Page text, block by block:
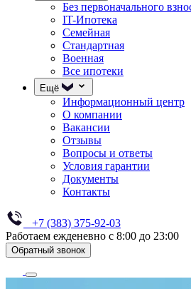
Без первоначального
IT-Ипотека
Семейная
Стандартная
Военная
Все ипотеки
Ещё
Информационный центр
О компании
Вакансии
Отзывы
Вопросы и ответы
Условия гарантии
Документы
Контакты
+7 (383) 375-92-03
Работаем ежденевно с 8:00 до 23:00
Обратный звонок